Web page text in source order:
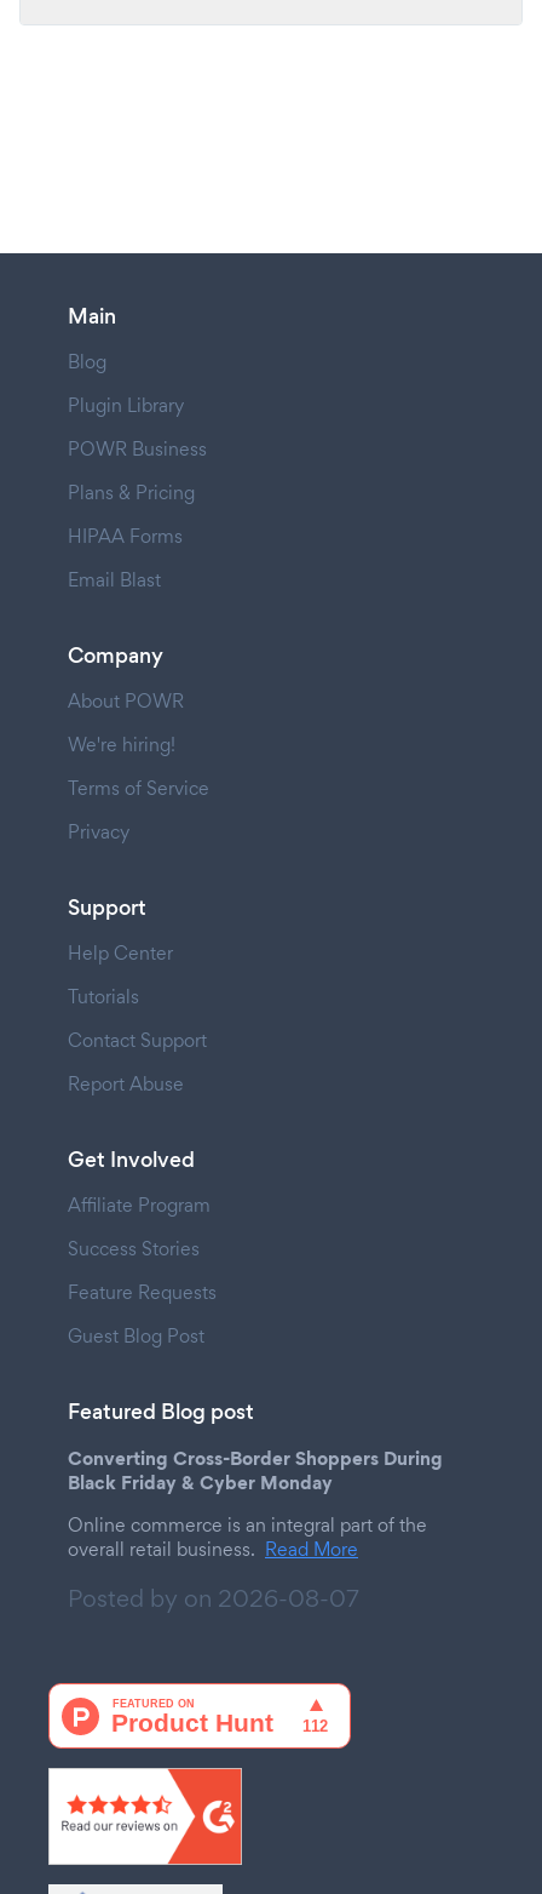
Main
Blog
Plugin Library
POWR Business
Plans & Pricing
HIPAA Forms
Email Blast
Company
About POWR
We're hiring!
Terms of Service
Privacy
Support
Help Center
Tutorials
Contact Support
Report Abuse
Get Involved
Affiliate Program
Success Stories
Feature Requests
Guest Blog Post
Featured Blog post
Converting Cross-Border Shoppers During
Black Friday & Cyber Monday
Online commerce is an integral part of the
overall retail business. Read More
Posted by on 2026-08-07